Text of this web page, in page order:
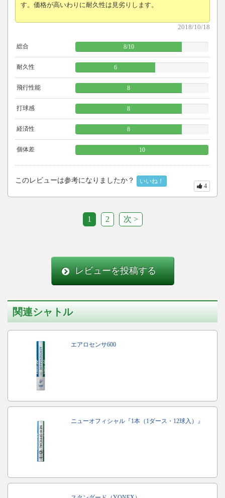
す。価格が高いわりに耐久性は見劣りします。
2018/10/18
総合 8/10
耐久性 6
飛行性能 8
打球感 8
経済性 8
個体差 10
このレビューは参考になりましたか？ いいね！
4
1 2 次 >
レビューを投稿する
関連シャトル
エアロセンサ600
ニューオフィシャル『1本（1ダース・12球入）』